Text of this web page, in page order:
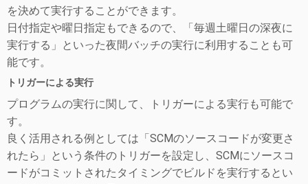
を決めて実行することができます。
日付指定や曜日指定もできるので、「毎週土曜日の深夜に
実行する」といった夜間バッチの実行に利用することも可
能です。
トリガーによる実行
プログラムの実行に関して、トリガーによる実行も可能で
す。
良く活用される例としては「SCMのソースコードが変更さ
れたら」という条件のトリガーを設定し、SCMにソースコ
ードがコミットされたタイミングでビルドを実行するとい